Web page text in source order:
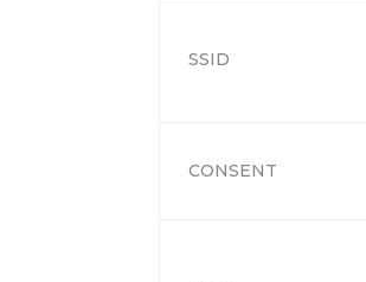
SSID
CONSENT